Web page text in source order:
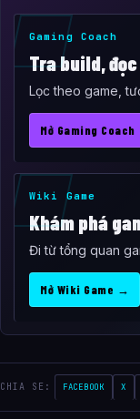
Gaming Coach
Tra build,
Lọc theo game,
Mở Gaming
Wiki Game
Khám phá
Đi từ tổng quan
Mở Wiki Game →
CHIA SE: FACEBOOK X